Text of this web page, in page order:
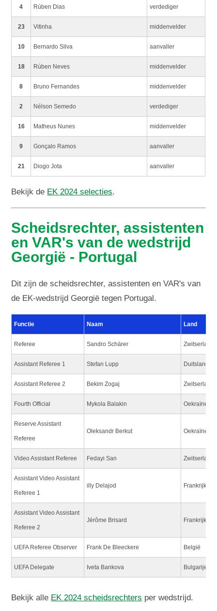
4 Rúben Dias verdediger
23 Vitinha middenvelder
10 Bernardo Silva aanvaller
18 Rúben Neves middenvelder
8 Bruno Fernandes middenvelder
2 Nélson Semedo verdediger
16 Matheus Nunes middenvelder
9 Gonçalo Ramos aanvaller
21 Diogo Jota aanvaller
Bekijk de EK 2024 selecties.
Scheidsrechter, assistenten
en VAR's van de wedstrijd
Georgië - Portugal
Dit zijn de scheidsrechter, assistenten en VAR's van
de EK-wedstrijd Georgië tegen Portugal.
Functie Naam Land
Referee Sandro Schärer Zwitserland
Assistant Referee 1 Stefan Lupp Duitsland
Assistant Referee 2 Bekim Zogaj Zwitserland
Fourth Official Mykola Balakin Oekraïne
Reserve Assistant
Referee
Oleksandr Berkut Oekraïne
Video Assistant Referee Fedayi San Zwitserland
Assistant Video Assistant
Referee 1
illy Delajod Frankrijk
Assistant Video Assistant
Referee 2
Jérôme Brisard Frankrijk
UEFA Referee Observer Frank De Bleeckere België
UEFA Delegate Iveta Bankova Bulgarije
Bekijk alle EK 2024 scheidsrechters per wedstrijd.